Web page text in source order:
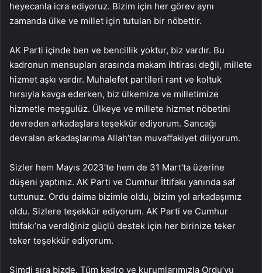
heyecanla icra ediyoruz. Bizim için her görev aynı
zamanda ülke ve millet için tutulan bir nöbettir.
AK Parti içinde ben ve bencillik yoktur, biz vardır. Bu
kadronun mensupları arasında makam ihtirası değil, millete
hizmet aşkı vardır. Muhalefet partileri rant ve koltuk
hırsıyla kavga ederken, biz ülkemize ve milletimize
hizmetle meşgulüz. Ülkeye ve millete hizmet nöbetini
devreden arkadaşlara teşekkür ediyorum. Sancağı
devralan arkadaşlarıma Allah’tan muvaffakiyet diliyorum.
Sizler hem Mayıs 2023’te hem de 31 Mart’ta üzerine
düşeni yaptınız. AK Parti ve Cumhur İttifakı yanında saf
tuttunuz. Ordu daima bizimle oldu, bizim yol arkadaşımız
oldu. Sizlere teşekkür ediyorum. AK Parti ve Cumhur
İttifakı’na verdiğiniz güçlü destek için her birinize teker
teker teşekkür ediyorum.
Şimdi sıra bizde. Tüm kadro ve kurumlarımızla Ordu’yu